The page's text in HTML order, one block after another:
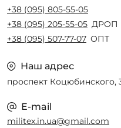
+38 (095) 805-55-05
+38 (095) 205-55-05 ДРОП
+38 (095) 507-77-07 ОПТ
Наш адрес
проспект Коцюбинского,
E-mail
militex.in.ua@gmail.com